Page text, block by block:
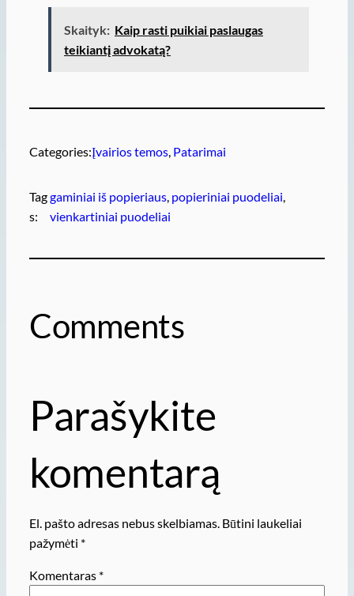
Skaityk: Kaip rasti puikiai paslaugas
teikiantį advokatą?
Categories:Įvairios temos, Patarimai
Tag
s:
gaminiai iš popieriaus, popieriniai puodeliai ,
vienkartiniai puodeliai
Comments
Parašykite
komentarą
El. pašto adresas nebus skelbiamas. Būtini laukeliai
pažymėti *
Komentaras *